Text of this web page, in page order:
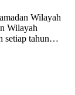
Wilayah
Wilayah
setiap tahun…